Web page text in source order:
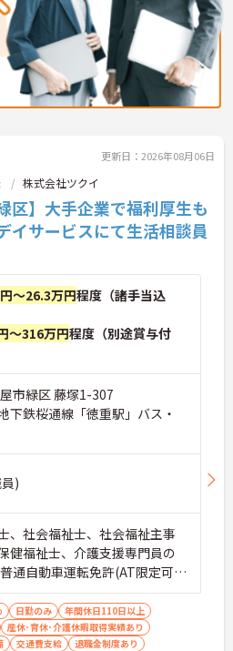
更新日：2026年08月06日
株式会社ツクイ
区】大手企業で福利厚生も
サービスにて生活相談員
～26.3万円程度（諸手当込
～316万円程度（別途賞与付
市緑区 藤塚1-307
下鉄桜通線「徳重駅」バス・
)
、社会福祉士、社会福祉主事
健福祉士、介護支援専門員の
通自動車運転免許(AT限定可)
可
日勤のみ
年間休日110日以上
産休･育休･介護休暇取得実績あり
交通費支給 退職金制度あり